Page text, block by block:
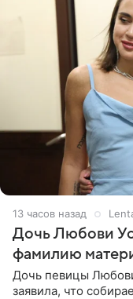
13 часов назад
Дочь Любови
фамилию
Дочь певицы
заявила, что